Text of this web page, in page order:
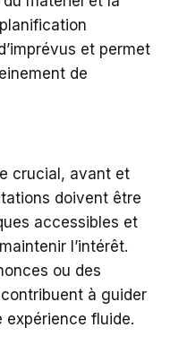
et permet
de
crucial, avant et
doivent être
accessibles et
l’intérêt.
ou des
à guider
expérience fluide.